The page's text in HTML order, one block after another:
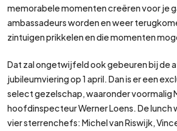
memorabele momenten creëren voor je
ambassadeurs worden en weer
zintuigen prikkelen en die momenten
Dat zal ongetwijfeld ook gebeuren bij de
jubileumviering op 1 april. Dan is er een
select gezelschap, waaronder voormalig
hoofdinspecteur Werner Loens. De
vier sterrenchefs: Michel van Riswijk,